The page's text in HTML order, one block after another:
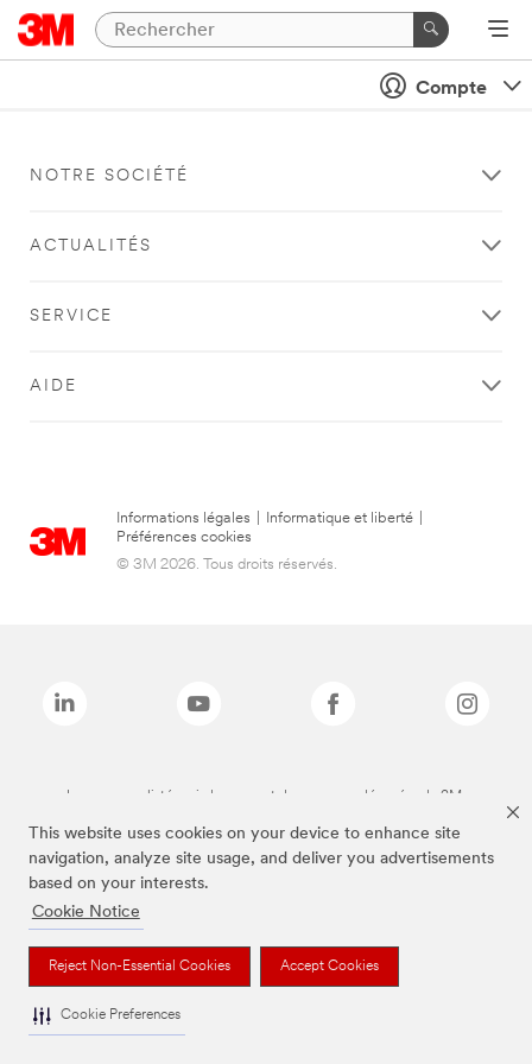
This website uses cookies on your device to enhance site
navigation, analyze site usage, and deliver you advertisements
based on your interests.
Cookie Notice
Reject Non-Essential Cookies Accept Cookies
Cookie Preferences
Compte
NOTRE SOCIÉTÉ
ACTUALITÉS
SERVICE
AIDE
Informations légales Informatique et liberté
Préférences cookies
© 3M 2026. Tous droits réservés.
Les marques listées ci-dessus sont des marques déposées de 3M.